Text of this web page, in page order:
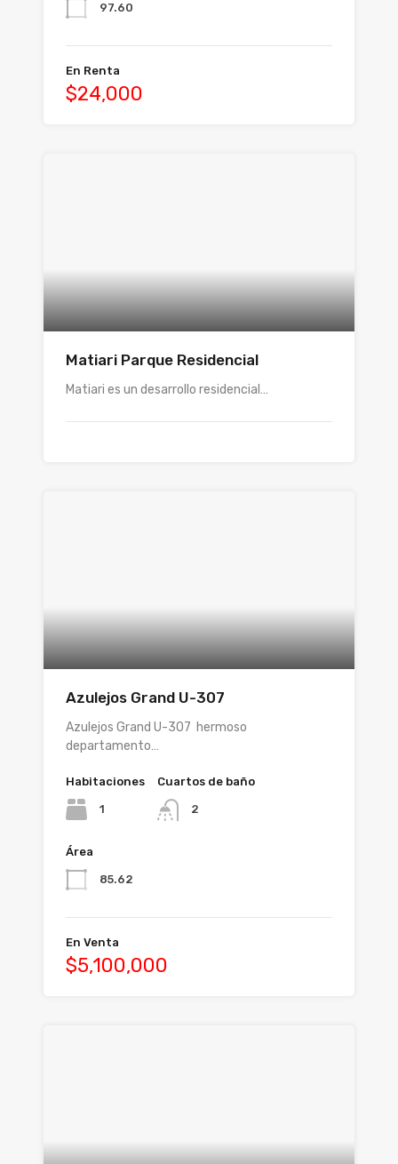
97.60
En Renta
$24,000
Matiari Parque Residencial
Matiari es un desarrollo residencial…
Azulejos Grand U-307
Azulejos Grand U-307 hermoso
departamento…
Habitaciones
1
Cuartos de baño
2
Área
85.62
En Venta
$5,100,000